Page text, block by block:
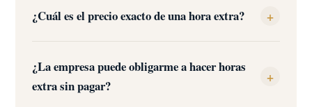
¿Cuál es el precio exacto de una hora extra? +
¿La empresa puede obligarme a hacer horas
extra sin pagar?
+